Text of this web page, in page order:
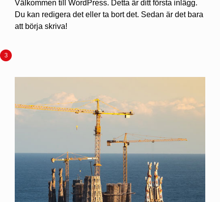
Välkommen till WordPress. Detta är ditt första inlägg.
Du kan redigera det eller ta bort det. Sedan är det bara
att börja skriva!